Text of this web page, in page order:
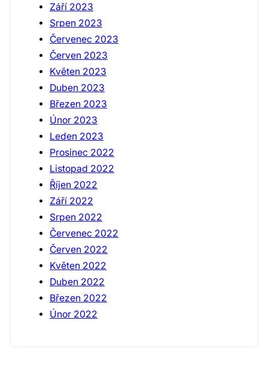
Září 2023
Srpen 2023
Červenec 2023
Červen 2023
Květen 2023
Duben 2023
Březen 2023
Únor 2023
Leden 2023
Prosinec 2022
Listopad 2022
Říjen 2022
Září 2022
Srpen 2022
Červenec 2022
Červen 2022
Květen 2022
Duben 2022
Březen 2022
Únor 2022